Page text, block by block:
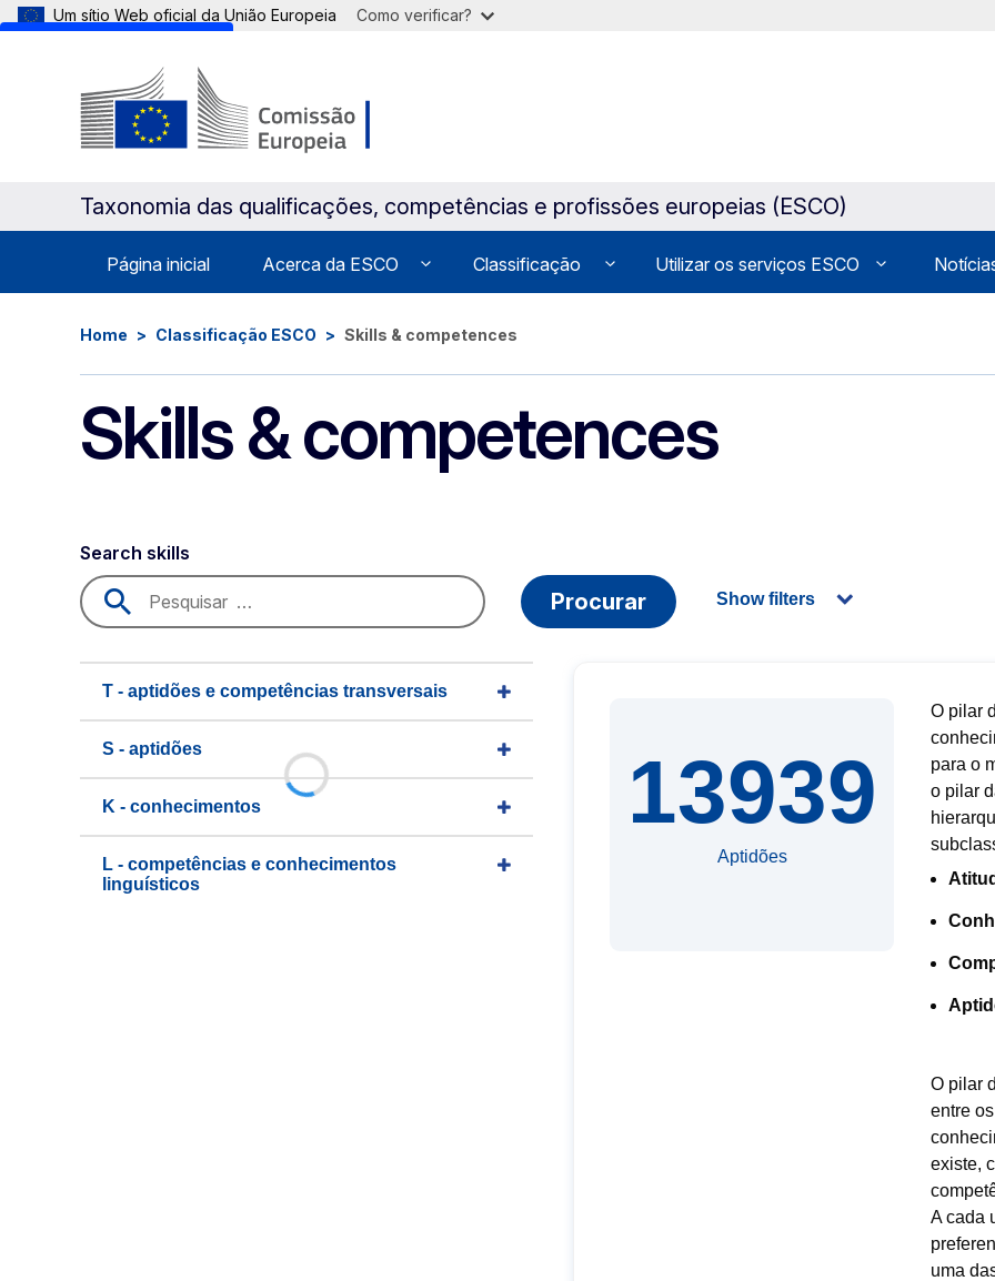
Um sítio Web oficial da União Europeia Como verificar?
Taxonomia das qualificações, competências e profissões europeias (ESCO)
Página inicial Acerca da ESCO Classificação Utilizar os serviços ESCO
Home Classificação ESCO Skills & competences
Skills & competences
Search skills
Procurar Show filters
T - aptidões e competências transversais
S - aptidões
K - conhecimentos
L - competências e conhecimentos
linguísticos
13939
Aptidões
O pilar
para o
o pilar
O pilar
entre
existe,
A cada
uma